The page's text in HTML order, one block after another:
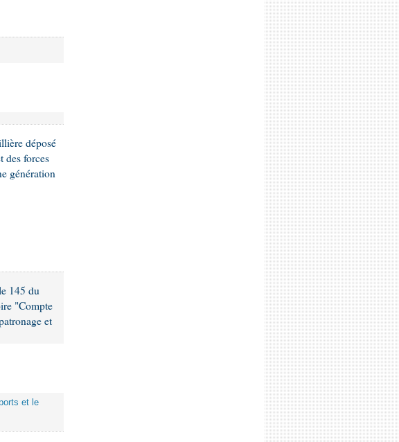
déposé
des forces
génération
145 du
"Compte
et
et le